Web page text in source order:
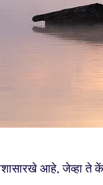
आहे. जेव्हा ते